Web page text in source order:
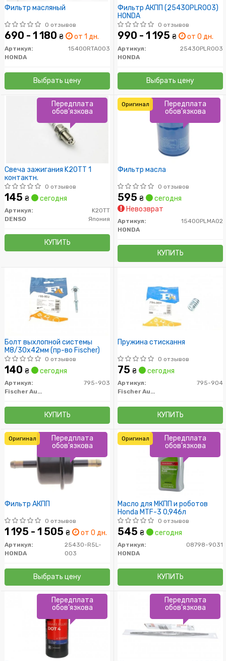
Фильтр масляный
0 отзывов
690 - 1 180 ₴ от 1 дн.
Артикул:
15400RTA003
HONDA
Выбрать цену
Фильтр АКПП (25430PLR003)
HONDA
0 отзывов
990 - 1 195 ₴ от 0 дн.
Артикул:
25430PLR003
HONDA
Выбрать цену
Свеча зажигания K20TT 1
контактн.
0 отзывов
145 ₴ сегодня
Артикул:
K20TT
DENSO
Япония
КУПИТЬ
Передплата
обов'язкова
Фильтр масла
0 отзывов
595 ₴
сегодня
Невозврат
Артикул:
15400PLMA02
HONDA
КУПИТЬ
Передплата
обов'язкова
Оригинал
Болт выхлопной системы
M8/30x42мм (пр-во Fischer)
0 отзывов
140 ₴ сегодня
Артикул:
795-903
Fischer Automotive One (FA1)
КУПИТЬ
Пружина стискання
0 отзывов
75 ₴ сегодня
Артикул:
795-904
Fischer Automotive One (FA1)
КУПИТЬ
Фильтр АКПП
0 отзывов
1 195 - 1 505 ₴ от 0 дн.
Артикул:
25430-R5L-
003
HONDA
Выбрать цену
Передплата
обов'язкова
Оригинал
Масло для МКПП и роботов
Honda MTF-3 0,946л
0 отзывов
545 ₴ сегодня
Артикул:
08798-9031
HONDA
КУПИТЬ
Передплата
обов'язкова
Оригинал
Передплата
обов'язкова
Передплата
обов'язкова